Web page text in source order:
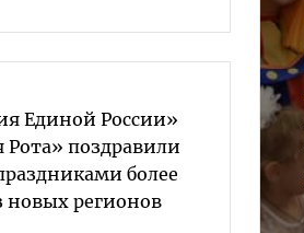
Единой России»
Рота» поздравили
более
новых регионов